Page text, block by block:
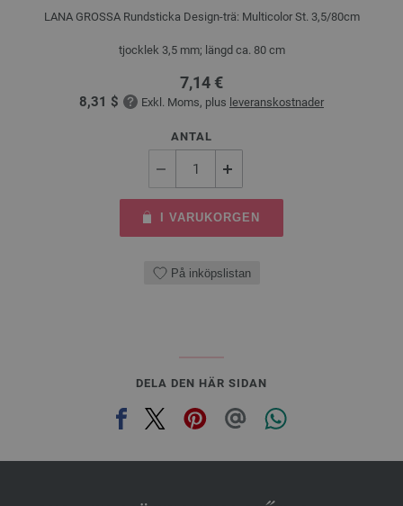
LANA GROSSA Rundsticka Design-trä: Multicolor St. 3,5/80cm
tjocklek 3,5 mm; längd ca. 80 cm
7,14 €
8,31 $ Exkl. Moms, plus leveranskostnader
ANTAL
I VARUKORGEN
På inköpslistan
DELA DEN HÄR SIDAN